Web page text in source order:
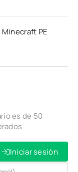
PE
es de 50
Iniciar sesión